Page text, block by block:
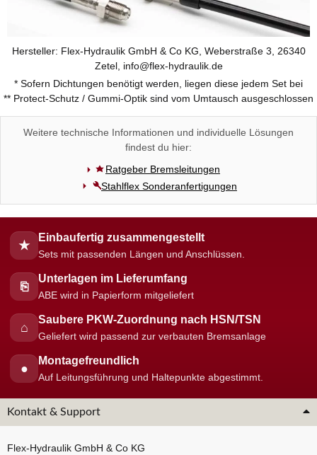
Hersteller: Flex-Hydraulik GmbH & Co KG, Weberstraße 3, 26340
Zetel, info@flex-hydraulik.de
* Sofern Dichtungen benötigt werden, liegen diese jedem Set bei
** Protect-Schutz / Gummi-Optik sind vom Umtausch ausgeschlossen
Weitere technische Informationen und individuelle Lösungen
findest du hier:
Ratgeber Bremsleitungen
Stahlflex Sonderanfertigungen
★
Einbaufertig zusammengestellt
Sets mit passenden Längen und Anschlüssen.
⎘
Unterlagen im Lieferumfang
ABE wird in Papierform mitgeliefert
⌂
Saubere PKW-Zuordnung nach HSN/TSN
Geliefert wird passend zur verbauten Bremsanlage
●
Montagefreundlich
Auf Leitungsführung und Haltepunkte abgestimmt.
Kontakt & Support
Flex-Hydraulik GmbH & Co KG